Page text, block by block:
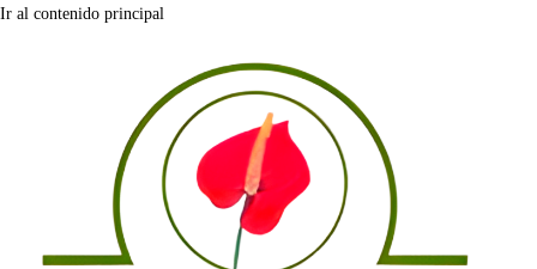
Ir al contenido principal